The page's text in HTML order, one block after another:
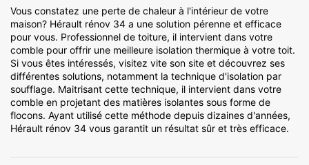
Vous constatez une perte de chaleur à l'intérieur de votre
maison? Hérault rénov 34 a une solution pérenne et efficace
pour vous. Professionnel de toiture, il intervient dans votre
comble pour offrir une meilleure isolation thermique à votre toit.
Si vous êtes intéressés, visitez vite son site et découvrez ses
différentes solutions, notamment la technique d'isolation par
soufflage. Maitrisant cette technique, il intervient dans votre
comble en projetant des matières isolantes sous forme de
flocons. Ayant utilisé cette méthode depuis dizaines d'années,
Hérault rénov 34 vous garantit un résultat sûr et très efficace.